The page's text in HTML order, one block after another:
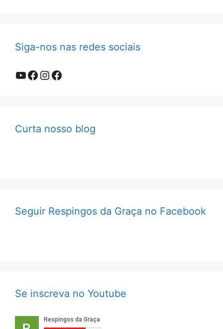
Siga-nos nas redes sociais
Youtube
Facebook
Instagram
Facebook
Curta nosso blog
Seguir Respingos da Graça no Facebook
Se inscreva no Youtube